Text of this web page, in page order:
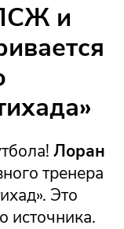
и
Лоран
тренера
Это
источника.